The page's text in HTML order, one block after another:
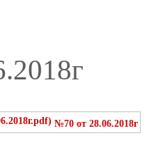
№70 от 28.06.2018г